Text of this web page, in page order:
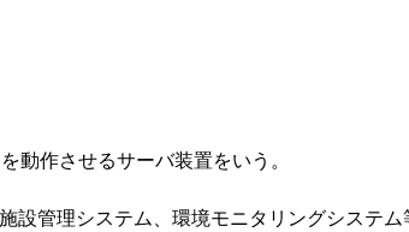
作させるサーバ装置をいう。
管理システム、環境モニタリングシステム